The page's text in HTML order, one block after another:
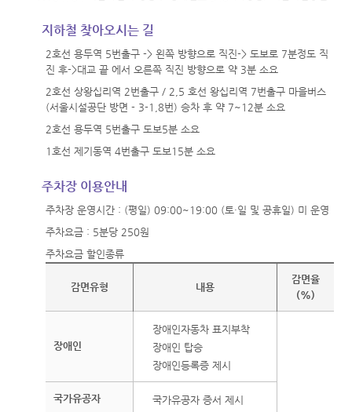
지하철 찾아오시는 길
2호선 용두역 5번출구 -> 왼쪽 방향으로 직진-> 도보로 7분정도 직
진 후->대교 끝 에서 오른쪽 직진 방향으로 약 3분 소요
2호선 상왕십리역 2번출구 / 2,5 호선 왕십리역 7번출구 마을버스
(서울시설공단 방면 - 3-1,8번) 승차 후 약 7~12분 소요
2호선 용두역 5번출구 도보5분 소요
1호선 제기동역 4번출구 도보15분 소요
주차장 이용안내
주차장 운영시간 : (평일) 09:00~19:00 (토·일 및 공휴일) 미 운영
주차요금 : 5분당 250원
주차요금 할인종류
감면유형 내용
감면율
(%)
장애인
장애인자동차 표지부착
장애인 탑승
장애인등록증 제시
국가유공자 국가유공자 증서 제시